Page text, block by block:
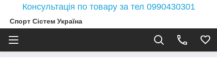
Консультація по товару за тел 0990430301
Спорт Сістем Україна